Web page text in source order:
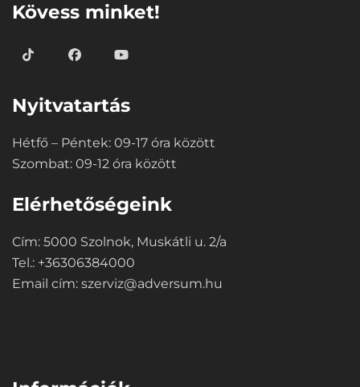
Kövess minket!
Nyitvatartás
Hétfő – Péntek: 09-17 óra között
Szombat: 09-12 óra között
Elérhetőségeink
Cím: 5000 Szolnok, Muskátli u. 2/a
Tel.: +36306384000
Email cím: szerviz@adversum.hu